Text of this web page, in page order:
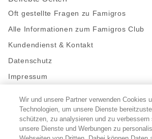
Oft gestellte Fragen zu Famigros
Alle Informationen zum Famigros Club
Kundendienst & Kontakt
Datenschutz
Impressum
Bleibe mit uns in Kontakt
Facebook
https://twitter.com/migros
https://PinterestInstagram
Wir und unsere Partner verwenden Cookies
Technologien, um unsere Dienste
schützen, zu analysieren und zu verbessern
unsere Dienste und Werbungen zu